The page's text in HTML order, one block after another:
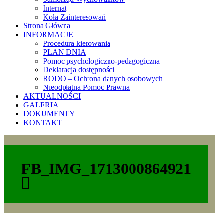
Internat
Koła Zainteresowań
Strona Główna
INFORMACJE
Procedura kierowania
PLAN DNIA
Pomoc psychologiczno-pedagogiczna
Deklaracja dostępności
RODO – Ochrona danych osobowych
Nieodpłatna Pomoc Prawna
AKTUALNOŚCI
GALERIA
DOKUMENTY
KONTAKT
FB_IMG_1713000864921